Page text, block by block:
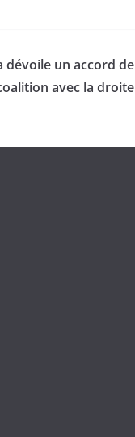
dévoile un accord de
avec la droite